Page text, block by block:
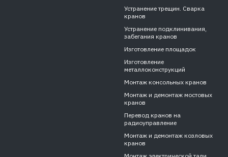
Устранение трещин. Сварка
кранов
Устранение подклинивания,
забегания кранов
Изготовление площадок
Изготовление
металлоконструкций
Монтаж консольных кранов
Монтаж и демонтаж мостовых
кранов
Перевод кранов на
радиоуправление
Монтаж и демонтаж козловых
кранов